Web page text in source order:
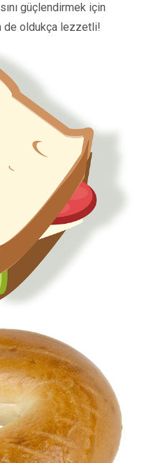
güçlendirmek için
de oldukça lezzetli!